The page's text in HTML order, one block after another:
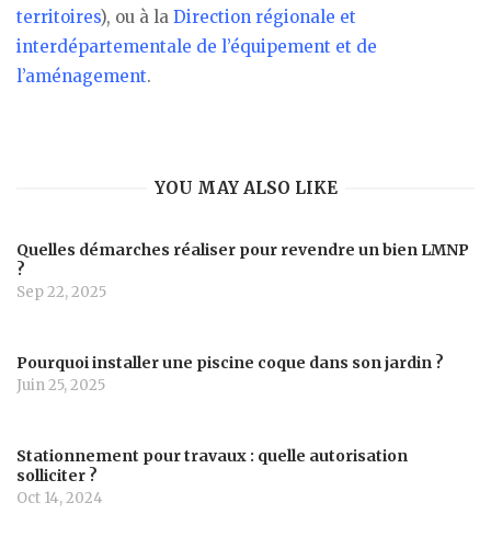
territoires), ou à la Direction régionale et
interdépartementale de l’équipement et de
l’aménagement.
YOU MAY ALSO LIKE
Quelles démarches réaliser pour revendre un bien LMNP
?
Sep 22, 2025
Pourquoi installer une piscine coque dans son jardin ?
Juin 25, 2025
Stationnement pour travaux : quelle autorisation
solliciter ?
Oct 14, 2024